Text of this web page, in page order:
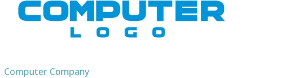
Computer Company